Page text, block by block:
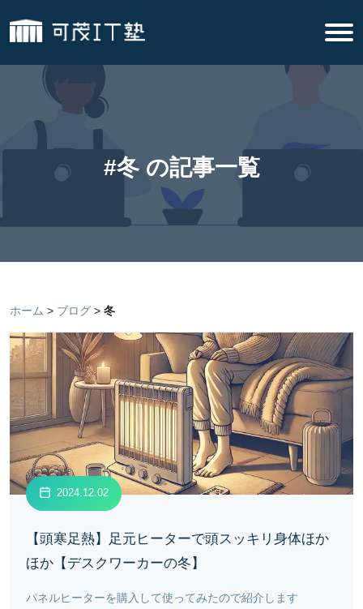
#冬 の記事一覧
ホーム ブログ 冬
2024.12.02
【頭寒足熱】足元ヒーターで頭スッキリ身体ほか
ほか【デスクワーカーの冬】
パネルヒーターを購入して使ってみたので紹介します